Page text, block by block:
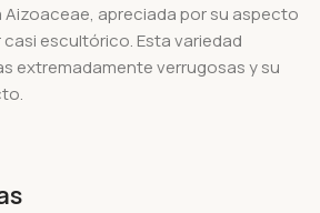
Aizoaceae, apreciada por su aspecto
escultórico. Esta variedad
extremadamente verrugosas y su